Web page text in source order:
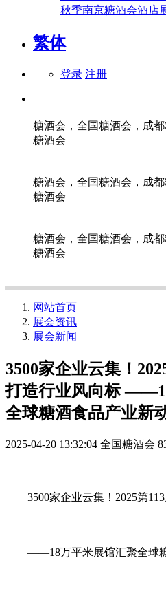
秋季南京糖酒会酒店
繁体
登录 注册
糖酒会，全国糖酒会，成
糖酒会
糖酒会，全国糖酒会，成
糖酒会
糖酒会，全国糖酒会，成
糖酒会
网站首页
展会资讯
展会新闻
3500家企业云集！
打造行业风向标
全球糖酒食品产业新
2025-04-20 13:32:04 全国糖酒会
3500家企业云集！2025第
——18万平米展馆汇聚全球